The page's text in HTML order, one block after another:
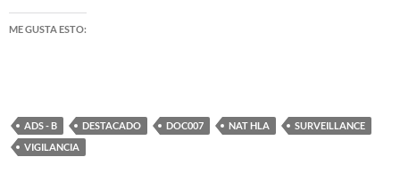
ME GUSTA ESTO:
ADS - B DESTACADO DOC007 NAT HLA
SURVEILLANCE
VIGILANCIA